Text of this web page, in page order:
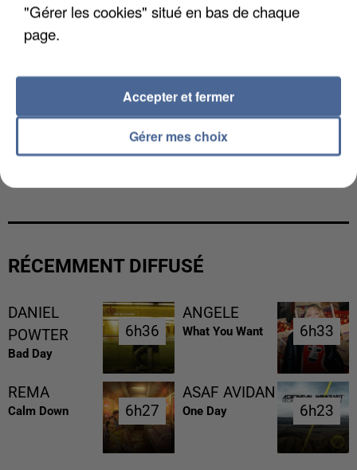
RÉCEMMENT DIFFUSÉ
DANIEL
POWTER
Bad Day
6h36
6h36
ANGELE
What You Want 6h33
6h33
REMA
Calm Down 6h27
6h27
ASAF AVIDAN
One Day 6h23
6h23
"Gérer les cookies" situé en bas de chaque
page.
Gérer mes choix
Accepter et fermer